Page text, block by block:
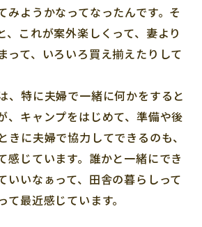
みようかなってなったんです。そ
、これが案外楽しくって、妻より
って、いろいろ買え揃えたりして
、特に夫婦で一緒に何かをすると
、キャンプをはじめて、準備や後
きに夫婦で協力してできるのも、
感じています。誰かと一緒にでき
いいなぁって、田舎の暮らしって
最近感じています。